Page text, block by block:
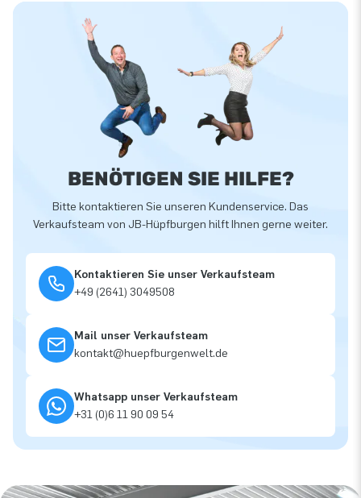
BENÖTIGEN SIE HILFE?
Bitte kontaktieren Sie unseren Kundenservice. Das
Verkaufsteam von JB-Hüpfburgen hilft Ihnen gerne weiter.
Kontaktieren Sie unser Verkaufsteam
+49 (2641) 3049508
Mail unser Verkaufsteam
kontakt@huepfburgenwelt.de
Whatsapp unser Verkaufsteam
+31 (0)6 11 90 09 54